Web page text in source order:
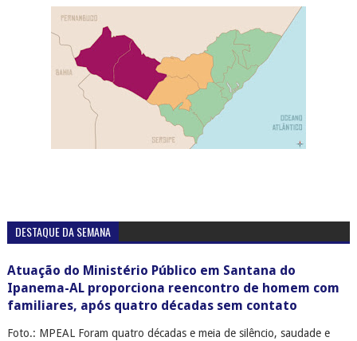
DESTAQUE DA SEMANA
Atuação do Ministério Público em Santana do
Ipanema-AL proporciona reencontro de homem com
familiares, após quatro décadas sem contato
Foto.: MPEAL Foram quatro décadas e meia de silêncio, saudade e